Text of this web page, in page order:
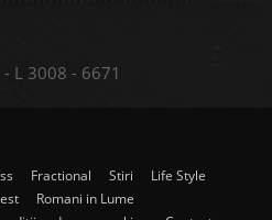
L 3008 - 6671
Fractional Stiri
Life Style
Romani in Lume